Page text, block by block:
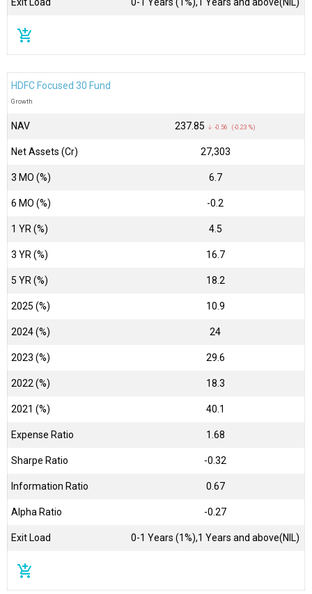
add_shopping_cart
HDFC Focused 30 Fund
Growth
NAV ₹237.85 ↓ -0.56 (-0.23 %)
Net Assets (Cr) ₹27,303
3 MO (%) 6.7
6 MO (%) -0.2
1 YR (%) 4.5
3 YR (%) 16.7
5 YR (%) 18.2
2025 (%) 10.9
2024 (%) 24
2023 (%) 29.6
2022 (%) 18.3
2021 (%) 40.1
Expense Ratio 1.68
Sharpe Ratio -0.32
Information Ratio 0.67
Alpha Ratio -0.27
Exit Load 0-1 Years (1%),1 Years and above(NIL)
add_shopping_cart